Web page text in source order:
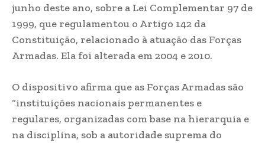
junho deste ano, sobre a Lei Complementar 97 de
1999, que regulamentou o Artigo 142 da
Constituição, relacionado à atuação das Forças
Armadas. Ela foi alterada em 2004 e 2010.
O dispositivo afirma que as Forças Armadas são
“instituições nacionais permanentes e
regulares, organizadas com base na hierarquia e
na disciplina, sob a autoridade suprema do